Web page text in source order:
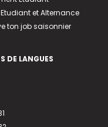
et Alternance
ton job saisonnier
DE LANGUES